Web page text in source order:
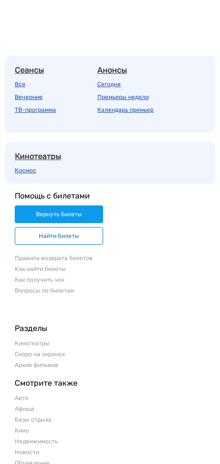
Сеансы
Все
Вечерние
ТВ-программа
Анонсы
Сегодня
Премьеры недели
Календарь премьер
Кинотеатры
Космос
Помощь с билетами
Вернуть билеты
Найти билеты
Правила возврата билетов
Как найти билеты
Как получить чек
Вопросы по билетам
Разделы
Кинотеатры
Скоро на экранах
Архив фильмов
Смотрите также
Авто
Афиша
Базы отдыха
Кино
Недвижимость
Новости